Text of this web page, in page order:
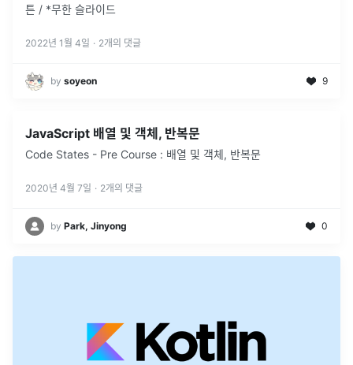
튼 / *무한 슬라이드
2022년 1월 4일 · 2개의 댓글
by soyeon 9
JavaScript 배열 및 객체, 반복문
Code States - Pre Course : 배열 및 객체, 반복문
2020년 4월 7일 · 2개의 댓글
by Park, Jinyong 0